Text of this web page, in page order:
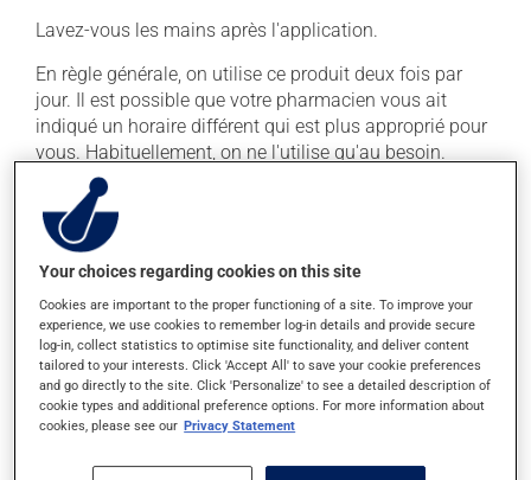
Lavez-vous les mains après l'application.
En règle générale, on utilise ce produit deux fois par
jour. Il est possible que votre pharmacien vous ait
indiqué un horaire différent qui est plus approprié pour
vous. Habituellement, on ne l'utilise qu'au besoin.
Il est important de respecter la posologie inscrite sur
l'étiquette. N'en utilisez pas plus, ni plus souvent
qu'indiqué.
Effets indésirables
En plus de ses effets recherchés, ce produit peut à
l'occasion entraîner certains effets indésirables (effets
secondaires), notamment :
Your choices regarding cookies on this site
Cookies are important to the proper functioning of a site. To improve your
experience, we use cookies to remember log-in details and provide secure
log-in, collect statistics to optimise site functionality, and deliver content
tailored to your interests. Click 'Accept All' to save your cookie preferences
and go directly to the site. Click 'Personalize' to see a detailed description of
cookie types and additional preference options. For more information about
cookies, please see our Privacy Statement